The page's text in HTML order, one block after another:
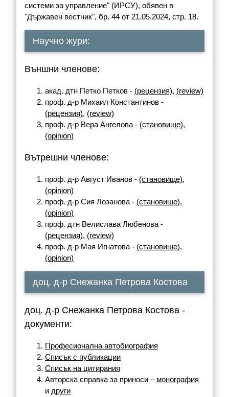
системи за управление" (ИРСУ), обявен в
"Държавен вестник", бр. 44 от 21.05.2024, стр. 18.
Научно жури:
Външни членове:
акад. дтн Петко Петков - (рецензия), (review)
проф. д-р Михаил Константинов -
(рецензия), (review)
проф. д-р Вера Ангелова - (становище),
(opinion)
Вътрешни членове:
проф. д-р Август Иванов - (становище),
(opinion)
проф. д-р Сия Лозанова - (становище),
(opinion)
проф. дтн Велислава Любенова -
(рецензия), (review)
проф. д-р Мая Игнатова - (становище),
(opinion)
доц. д-р Снежанка Петрова Костова
доц. д-р Снежанка Петрова Костова -
документи:
Професионална автобиография
Списък с публикации
Списък на цитирания
Авторска справка за приноси – монография
и други